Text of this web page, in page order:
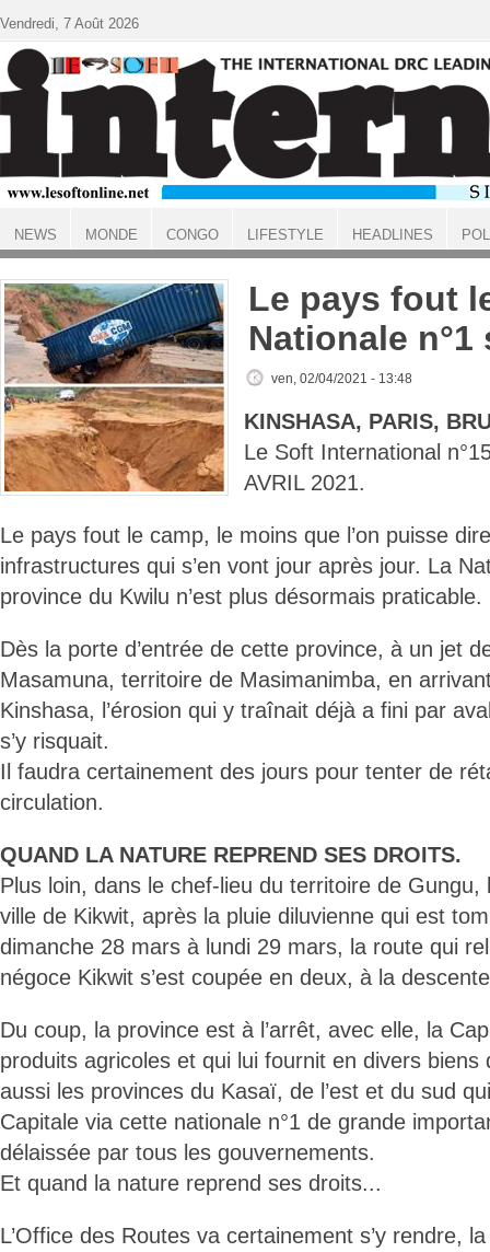
ACCUEIL
Le pays fout
Nationale n°1
ven, 02/04/2021 - 13:48
KINSHASA, PARIS,
Le Soft International
AVRIL 2021.
Le pays fout le camp, le moins que l’on puisse
infrastructures qui s’en vont jour après jour. La
province du Kwilu n’est plus désormais praticable.
Dès la porte d’entrée de cette province, à un jet
Masamuna, territoire de Masimanimba, en
Kinshasa, l’érosion qui y traînait déjà a fini par
s’y risquait.
Il faudra certainement des jours pour tenter de
circulation.
QUAND LA NATURE REPREND SES DROITS.
Plus loin, dans le chef-lieu du territoire de Gungu,
ville de Kikwit, après la pluie diluvienne qui est
dimanche 28 mars à lundi 29 mars, la route qui
négoce Kikwit s’est coupée en deux, à la
Du coup, la province est à l’arrêt, avec elle, la
produits agricoles et qui lui fournit en divers biens
aussi les provinces du Kasaï, de l’est et du sud
Capitale via cette nationale n°1 de grande
délaissée par tous les gouvernements.
Et quand la nature reprend ses droits...
L’Office des Routes va certainement s’y rendre,
Vendredi, 7 Août 2026
NEWS MONDE CONGO LIFESTYLE HEADLINES